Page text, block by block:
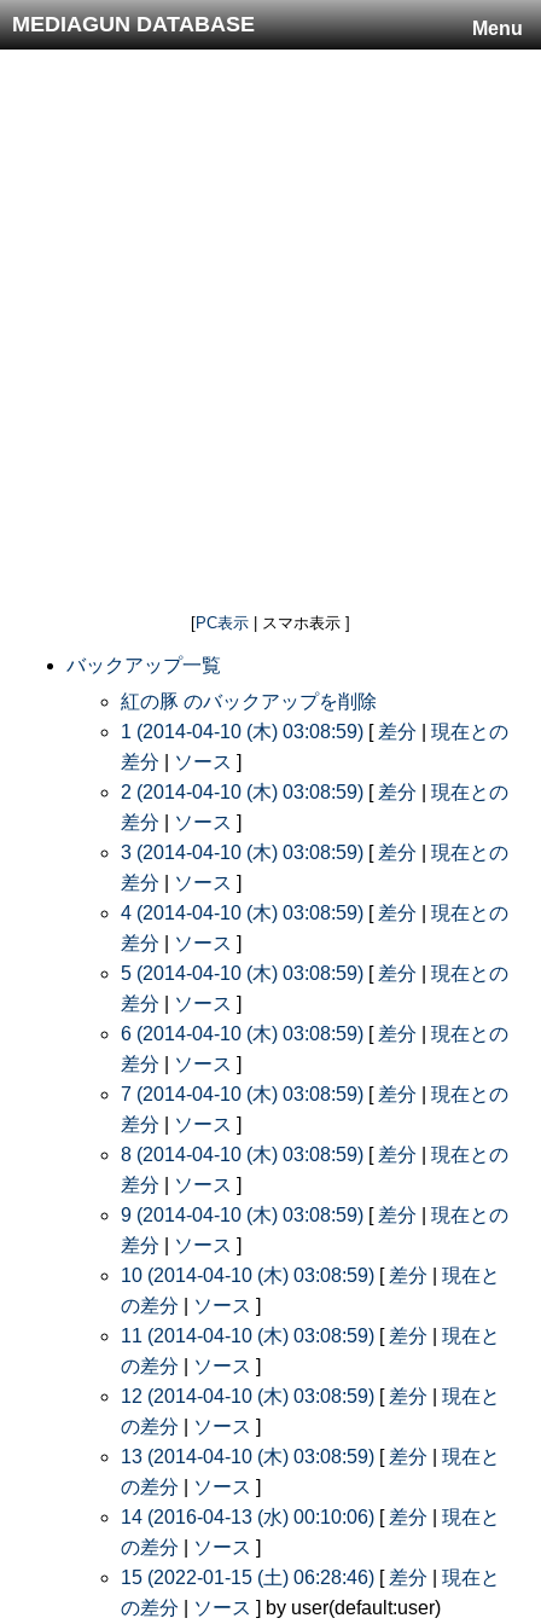
Menu
MEDIAGUN DATABASE
[PC表示 | スマホ表示 ]
バックアップ一覧
紅の豚 のバックアップを削除
1 (2014-04-10 (木) 03:08:59) [ 差分
現在との
差分
ソース ]
2 (2014-04-10 (木) 03:08:59) [ 差分
現在との
差分
ソース ]
3 (2014-04-10 (木) 03:08:59) [ 差分
現在との
差分
ソース ]
4 (2014-04-10 (木) 03:08:59) [ 差分
現在との
差分
ソース ]
5 (2014-04-10 (木) 03:08:59) [ 差分
現在との
差分
ソース ]
6 (2014-04-10 (木) 03:08:59) [ 差分
現在との
差分
ソース ]
7 (2014-04-10 (木) 03:08:59) [ 差分
現在との
差分
ソース ]
8 (2014-04-10 (木) 03:08:59) [ 差分
現在との
差分
ソース ]
9 (2014-04-10 (木) 03:08:59) [ 差分
現在との
差分
ソース ]
10 (2014-04-10 (木) 03:08:59) [ 差分
現在と
の差分
ソース ]
11 (2014-04-10 (木) 03:08:59) [ 差分
現在と
の差分
ソース ]
12 (2014-04-10 (木) 03:08:59) [ 差分
現在と
の差分
ソース ]
13 (2014-04-10 (木) 03:08:59) [ 差分
現在と
の差分
ソース ]
14 (2016-04-13 (水) 00:10:06) [ 差分
現在と
の差分
ソース ]
15 (2022-01-15 (土) 06:28:46) [ 差分
現在と
の差分
ソース ] by user(default:user)